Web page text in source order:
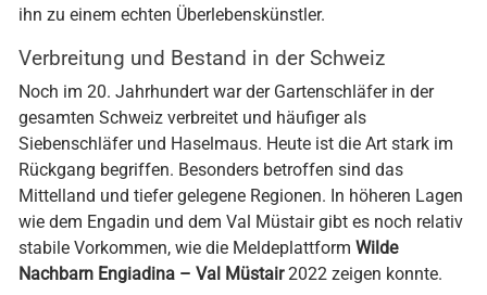
ihn zu einem echten Überlebenskünstler.
Verbreitung und Bestand in der Schweiz
Noch im 20. Jahrhundert war der Gartenschläfer in der
gesamten Schweiz verbreitet und häufiger als
Siebenschläfer und Haselmaus. Heute ist die Art stark im
Rückgang begriffen. Besonders betroffen sind das
Mittelland und tiefer gelegene Regionen. In höheren Lagen
wie dem Engadin und dem Val Müstair gibt es noch relativ
stabile Vorkommen, wie die Meldeplattform Wilde
Nachbarn Engiadina – Val Müstair2022 zeigen konnte.